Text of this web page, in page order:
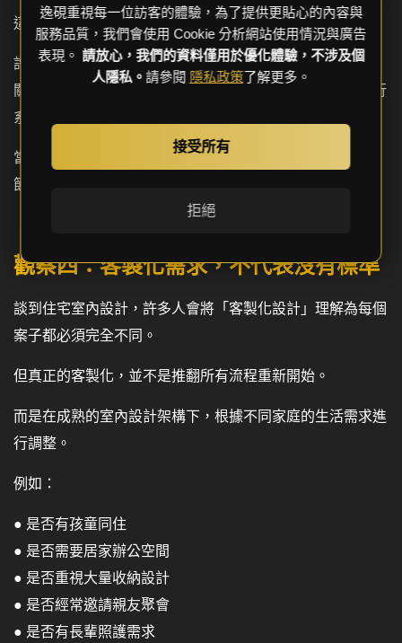
這些細節並非來自靈感，而是來自經驗與管理能力。
許多國際知名室內設計團隊之所以能持續維持高品質輸出，
關鍵就在於對細節的高度要求，以及完善的設計與工程執行
系統。
當團隊具備成熟流程與標準，才能確保設計圖上的每個細
節，都能在施工現場被完整呈現。
觀察四：客製化需求，不代表沒有標準
談到住宅室內設計，許多人會將「客製化設計」理解為每個
案子都必須完全不同。
但真正的客製化，並不是推翻所有流程重新開始。
而是在成熟的室內設計架構下，根據不同家庭的生活需求進
行調整。
例如：
● 是否有孩童同住
● 是否需要居家辦公空間
● 是否重視大量收納設計
● 是否經常邀請親友聚會
● 是否有長輩照護需求
逸硯重視每一位訪客的體驗，為了提供更貼心的內容與
服務品質，我們會使用 Cookie 分析網站使用情況與廣告
表現。 請放心，我們的資料僅用於優化體驗，不涉及個
人隱私。請參閱 隱私政策了解更多。
接受所有
拒絕